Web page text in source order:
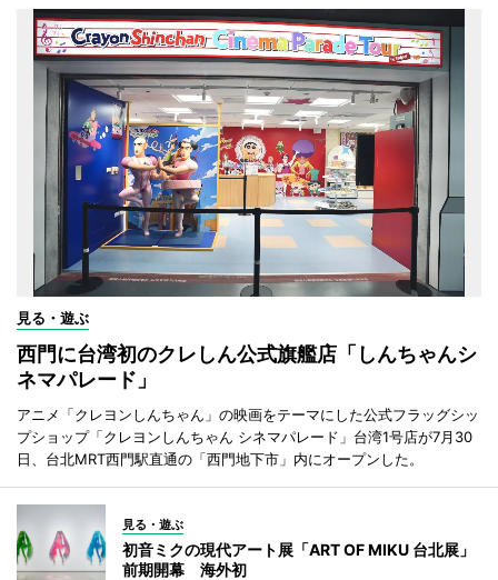
見る・遊ぶ
西門に台湾初のクレしん公式旗艦店「しんちゃんシ
ネマパレード」
アニメ「クレヨンしんちゃん」の映画をテーマにした公式フラッグシッ
プショップ「クレヨンしんちゃん シネマパレード」台湾1号店が7月30
日、台北MRT西門駅直通の「西門地下市」内にオープンした。
見る・遊ぶ
初音ミクの現代アート展「ART OF MIKU 台北展」
前期開幕 海外初